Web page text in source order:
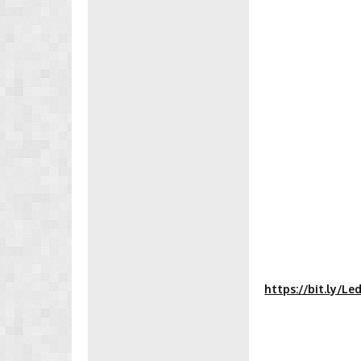
https://bit.ly/